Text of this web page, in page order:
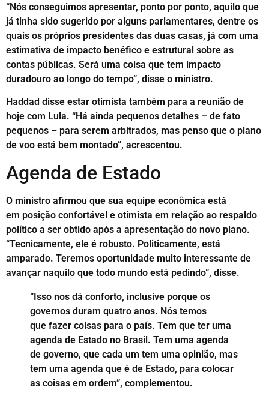
“Nós conseguimos apresentar, ponto por ponto, aquilo que
já tinha sido sugerido por alguns parlamentares, dentre os
quais os próprios presidentes das duas casas, já com uma
estimativa de impacto benéfico e estrutural sobre as
contas públicas. Será uma coisa que tem impacto
duradouro ao longo do tempo”, disse o ministro.
Haddad disse estar otimista também para a reunião de
hoje com Lula. “Há ainda pequenos detalhes – de fato
pequenos – para serem arbitrados, mas penso que o plano
de voo está bem montado”, acrescentou.
Agenda de Estado
O ministro afirmou que sua equipe econômica está
em posição confortável e otimista em relação ao respaldo
político a ser obtido após a apresentação do novo plano.
“Tecnicamente, ele é robusto. Politicamente, está
amparado. Teremos oportunidade muito interessante de
avançar naquilo que todo mundo está pedindo”, disse.
“Isso nos dá conforto, inclusive porque os
governos duram quatro anos. Nós temos
que fazer coisas para o país. Tem que ter uma
agenda de Estado no Brasil. Tem uma agenda
de governo, que cada um tem uma opinião, mas
tem uma agenda que é de Estado, para colocar
as coisas em ordem”, complementou.